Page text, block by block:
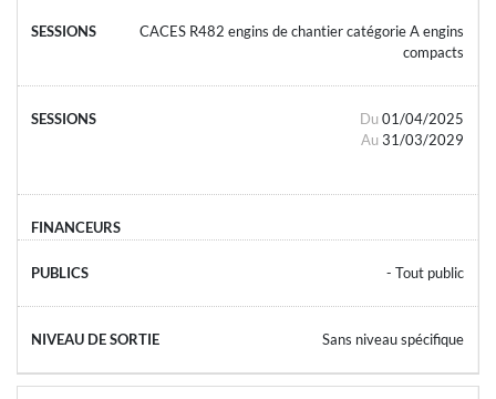
CACES R482 engins de chantier catégorie A engins
compacts
Du 01/04/2025
Au 31/03/2029
- Tout public
Sans niveau spécifique